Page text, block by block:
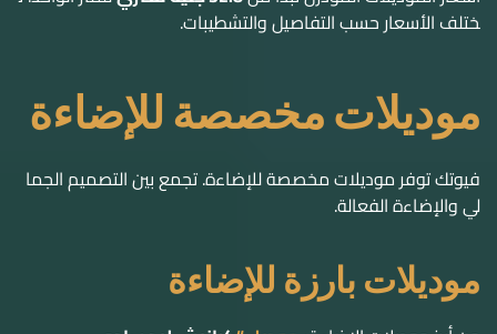
فيوتك توفر موديلات مخصصة للإضاءة. تجمع بين التصميم الجما
موديلات بارزة للإضاءة
من أبرز موديلات الإضاءة:موديل “كرانيش ليد ساده
A020
“. يتميز بإضاءته الخافتة والمتقنة.
أسعار موديلات الإضاءة